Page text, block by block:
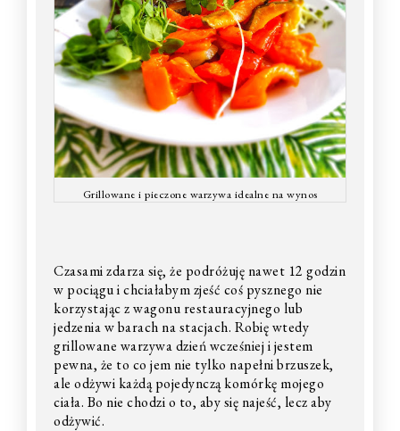
Grillowane i pieczone warzywa idealne na wynos
Czasami zdarza się, że podróżuję nawet 12 godzin
w pociągu i chciałabym zjeść coś pysznego nie
korzystając z wagonu restauracyjnego lub
jedzenia w barach na stacjach. Robię wtedy
grillowane warzywa dzień wcześniej i jestem
pewna, że to co jem nie tylko napełni brzuszek,
ale odżywi każdą pojedynczą komórkę mojego
ciała. Bo nie chodzi o to, aby się najeść, lecz aby
odżywić.